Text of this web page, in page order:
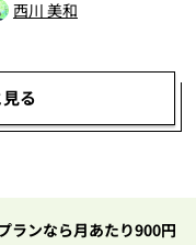
西川 美和
る
ランなら月あたり900円